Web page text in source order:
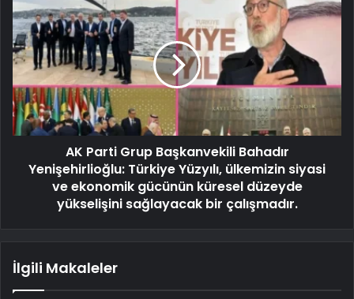
AK Parti Grup Başkanvekili Bahadır
Yenişehirlioğlu: Türkiye Yüzyılı, ülkemizin siyasi
ve ekonomik gücünün küresel düzeyde
yükselişini sağlayacak bir çalışmadır.
İlgili Makaleler